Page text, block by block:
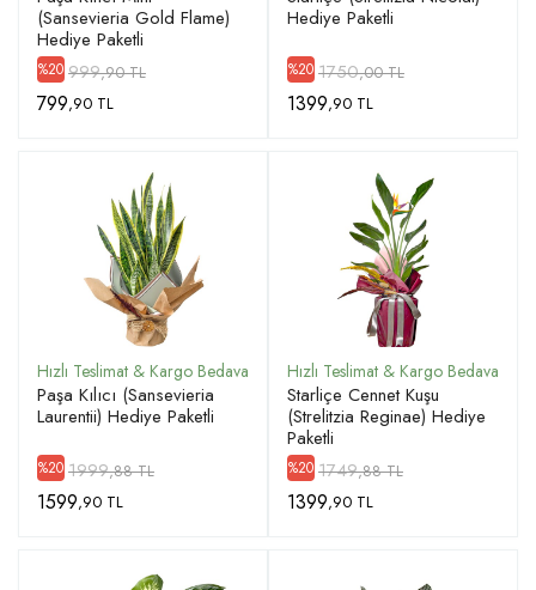
(Sansevieria Gold Flame)
Hediye Paketli
%20 999,90 TL
799,90 TL
Hediye Paketli
%20 1750,00 TL
1399,90 TL
Paşa Kılıcı (Sansevieria
Laurentii) Hediye Paketli
%20 1999,88 TL
1599,90 TL
Starliçe Cennet Kuşu
(Strelitzia Reginae) Hediye
Paketli
%20 1749,88 TL
1399,90 TL